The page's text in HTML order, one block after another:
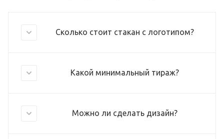
Сколько стоит стакан с логотипом?
Какой минимальный тираж?
Можно ли сделать дизайн?